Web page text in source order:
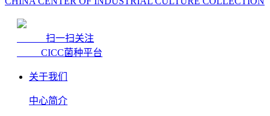
扫一扫关注
CICC菌种平台
关于我们
中心简介